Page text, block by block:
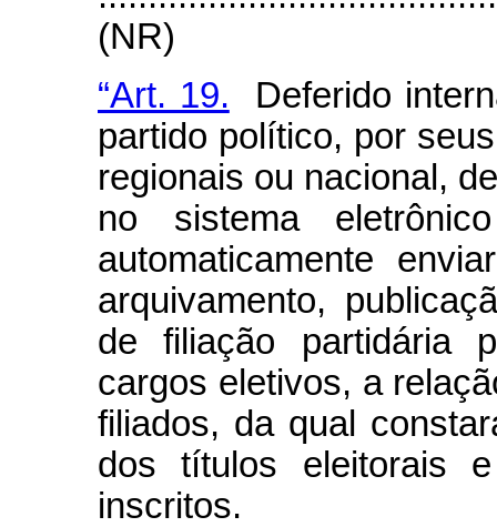
(NR)
“Art. 19. Deferido
partido político, por
regionais ou nacional,
no sistema
automaticamente
arquivamento,
de filiação partidária
cargos eletivos, a
filiados, da qual
dos títulos eleitorais
inscritos.